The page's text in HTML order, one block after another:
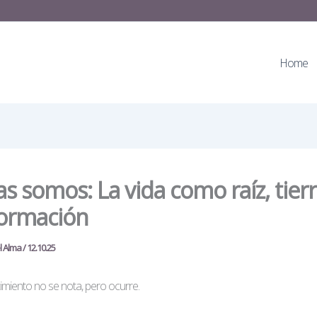
Home
somos: La vida como raíz,
Alma/12.10.25
no se nota, pero ocurre.